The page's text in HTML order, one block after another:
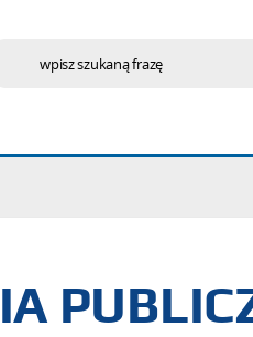
wpisz szukaną frazę